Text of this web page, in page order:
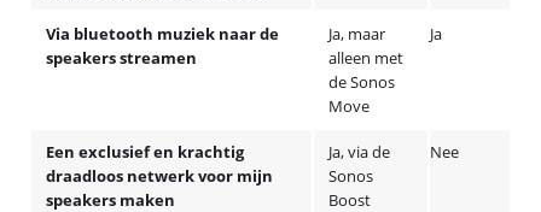
Via bluetooth muziek naar de
speakers streamen
Ja, maar
alleen met
de Sonos
Move
Ja
Een exclusief en krachtig
draadloos netwerk voor mijn
speakers maken
Ja, via de
Sonos
Boost
Nee